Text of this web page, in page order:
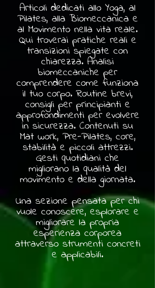
Articoli dedicati allo Yoga, al
Pilates, alla Biomeccanica e
al Movimento nella vita reale.
Qui troverai pratiche reali e
transizioni spiegate con
chiarezza. Analisi
biomeccaniche per
comprendere come funziona
il tuo corpo. Routine brevi,
consigli per principianti e
approfondimenti per evolvere
in sicurezza. Contenuti su
Mat work, Pre-Pilates, core,
stabilità e piccoli attrezzi.
Gesti quotidiani che
migliorano la qualità del
movimento e della giornata.
Una sezione pensata per chi
vuole conoscere, esplorare e
migliorare la propria
esperienza corporea
attraverso strumenti concreti
e applicabili.